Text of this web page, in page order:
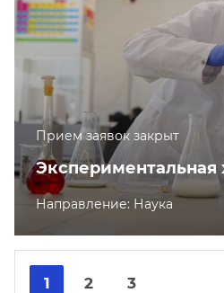
Прием заявок закрыт
Экспериментальная
Направление: Наука
1 2 3